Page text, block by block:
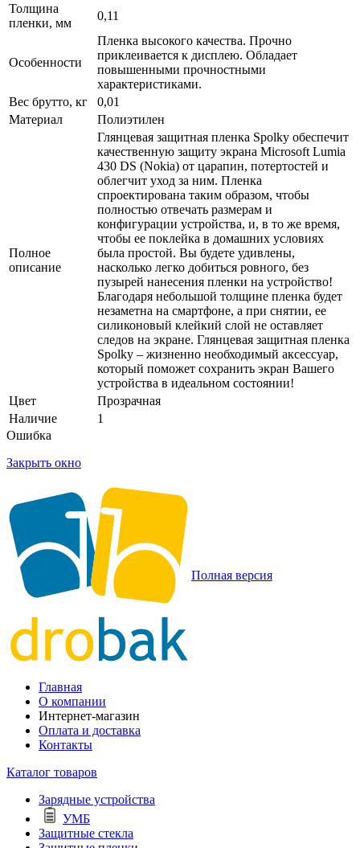
Толщина
пленки, мм
0,11
Особенности
Пленка высокого качества. Прочно
приклеивается к дисплею. Обладает
повышенными прочностными
характеристиками.
Вес брутто, кг
0,01
Материал
Полиэтилен
Полное
описание
Глянцевая защитная пленка Spolky обеспечит
качественную защиту экрана Microsoft Lumia
430 DS (Nokia) от царапин, потертостей и
облегчит уход за ним. Пленка
спроектирована таким образом, чтобы
полностью отвечать размерам и
конфигурации устройства, и, в то же время,
чтобы ее поклейка в домашних условиях
была простой. Вы будете удивлены,
насколько легко добиться ровного, без
пузырей нанесения пленки на устройство!
Благодаря небольшой толщине пленка будет
незаметна на смартфоне, а при снятии, ее
силиконовый клейкий слой не оставляет
следов на экране. Глянцевая защитная пленка
Spolky – жизненно необходимый аксессуар,
который поможет сохранить экран Вашего
устройства в идеальном состоянии!
Цвет
Прозрачная
Наличие
1
Ошибка
Закрыть окно
Полная версия
Главная
О компании
Интернет-магазин
Оплата и доставка
Контакты
Каталог товаров
Зарядные устройства
УМБ
Защитные стекла